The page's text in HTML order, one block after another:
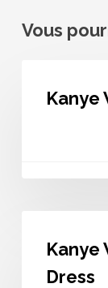
Vous
Kanye
Devil
Kanye
Dress